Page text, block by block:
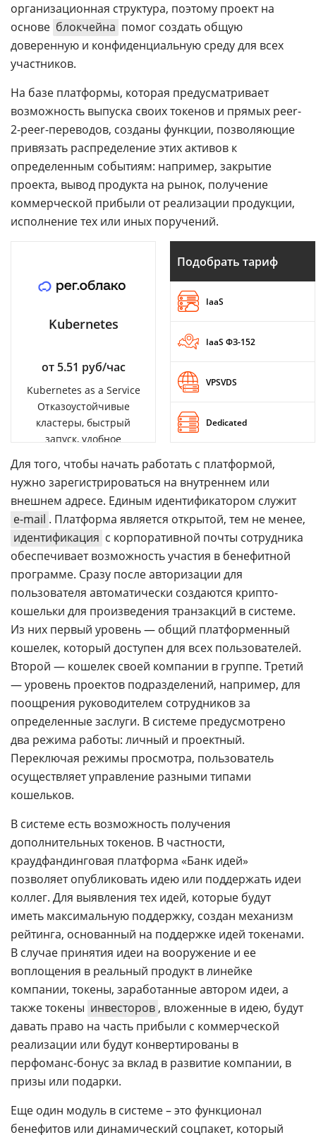
организационная структура, поэтому проект на
основе блокчейна помог создать общую
доверенную и конфиденциальную среду для всех
участников.
На базе платформы, которая предусматривает
возможность выпуска своих токенов и прямых peer-
2-peer-переводов, созданы функции, позволяющие
привязать распределение этих активов к
определенным событиям: например, закрытие
проекта, вывод продукта на рынок, получение
коммерческой прибыли от реализации продукции,
исполнение тех или иных поручений.
Kubernetes
от 5.51 руб/час
Kubernetes as a Service
Отказоустойчивые
кластеры, быстрый
запуск, удобное
Подобрать тариф
IaaS
IaaS ФЗ-152
VPSVDS
Dedicated
Для того, чтобы начать работать с платформой,
нужно зарегистрироваться на внутреннем или
внешнем адресе. Единым идентификатором служит
e-mail . Платформа является открытой, тем не менее,
идентификация с корпоративной почты сотрудника
обеспечивает возможность участия в бенефитной
программе. Сразу после авторизации для
пользователя автоматически создаются крипто-
кошельки для произведения транзакций в системе.
Из них первый уровень — общий платформенный
кошелек, который доступен для всех пользователей.
Второй — кошелек своей компании в группе. Третий
— уровень проектов подразделений, например, для
поощрения руководителем сотрудников за
определенные заслуги. В системе предусмотрено
два режима работы: личный и проектный.
Переключая режимы просмотра, пользователь
осуществляет управление разными типами
кошельков.
В системе есть возможность получения
дополнительных токенов. В частности,
краудфандинговая платформа «Банк идей»
позволяет опубликовать идею или поддержать идеи
коллег. Для выявления тех идей, которые будут
иметь максимальную поддержку, создан механизм
рейтинга, основанный на поддержке идей токенами.
В случае принятия идеи на вооружение и ее
воплощения в реальный продукт в линейке
компании, токены, заработанные автором идеи, а
также токены инвесторов , вложенные в идею, будут
давать право на часть прибыли с коммерческой
реализации или будут конвертированы в
перфоманс-бонус за вклад в развитие компании, в
призы или подарки.
Еще один модуль в системе – это функционал
бенефитов или динамический соцпакет, который